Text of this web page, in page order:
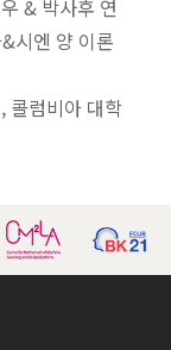
& 박사후 연
시엔 양 이론
콜럼비아 대학